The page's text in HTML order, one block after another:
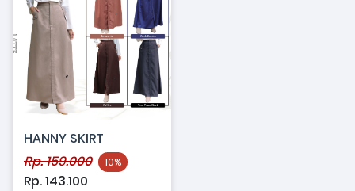
HANNY SKIRT
Rp. 159.000
10%
Rp. 143.100